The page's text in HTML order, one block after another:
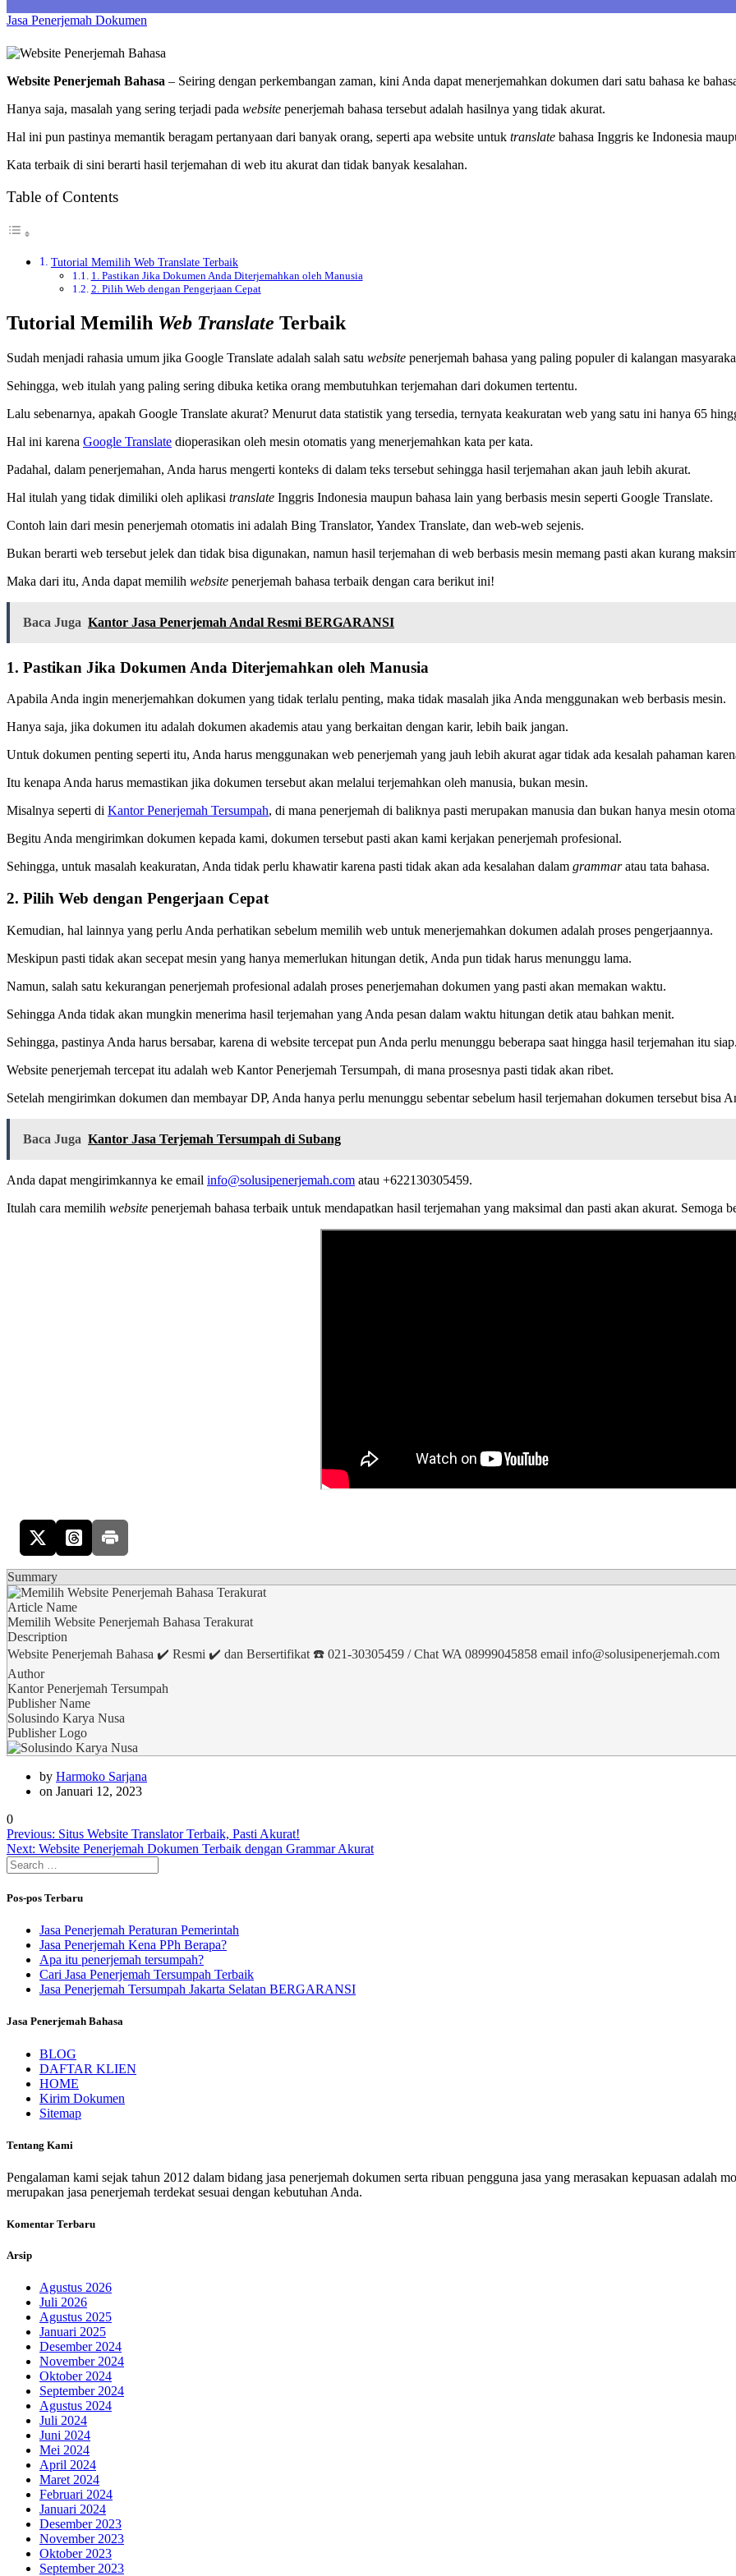
Jasa Penerjemah Dokumen
Website Penerjemah Bahasa – Seiring dengan perkembangan zaman, kini Anda dapat menerjemahkan dokumen dari satu bahasa ke
Hanya saja, masalah yang sering terjadi pada website penerjemah bahasa tersebut adalah hasilnya yang tidak akurat.
Hal ini pun pastinya memantik beragam pertanyaan dari banyak orang, seperti apa website untuk translate bahasa Inggris ke Indonesia
Kata terbaik di sini berarti hasil terjemahan di web itu akurat dan tidak banyak kesalahan.
Table of Contents
Tutorial Memilih Web Translate Terbaik
1. Pastikan Jika Dokumen Anda Diterjemahkan oleh Manusia
2. Pilih Web dengan Pengerjaan Cepat
Tutorial Memilih Web Translate Terbaik
Sudah menjadi rahasia umum jika Google Translate adalah salah satu website penerjemah bahasa yang paling populer di kalangan
Sehingga, web itulah yang paling sering dibuka ketika orang membutuhkan terjemahan dari dokumen tertentu.
Lalu sebenarnya, apakah Google Translate akurat? Menurut data statistik yang tersedia, ternyata keakuratan web yang satu ini hanya 65
Hal ini karena Google Translate dioperasikan oleh mesin otomatis yang menerjemahkan kata per kata.
Padahal, dalam penerjemahan, Anda harus mengerti konteks di dalam teks tersebut sehingga hasil terjemahan akan jauh lebih akurat.
Hal itulah yang tidak dimiliki oleh aplikasi translate Inggris Indonesia maupun bahasa lain yang berbasis mesin seperti Google Translate.
Contoh lain dari mesin penerjemah otomatis ini adalah Bing Translator, Yandex Translate, dan web-web sejenis.
Bukan berarti web tersebut jelek dan tidak bisa digunakan, namun hasil terjemahan di web berbasis mesin memang pasti akan kurang
Maka dari itu, Anda dapat memilih website penerjemah bahasa terbaik dengan cara berikut ini!
Baca Juga Kantor Jasa Penerjemah Andal Resmi BERGARANSI
1. Pastikan Jika Dokumen Anda Diterjemahkan oleh Manusia
Apabila Anda ingin menerjemahkan dokumen yang tidak terlalu penting, maka tidak masalah jika Anda menggunakan web berbasis mesin.
Hanya saja, jika dokumen itu adalah dokumen akademis atau yang berkaitan dengan karir, lebih baik jangan.
Untuk dokumen penting seperti itu, Anda harus menggunakan web penerjemah yang jauh lebih akurat agar tidak ada kesalah pahaman
Itu kenapa Anda harus memastikan jika dokumen tersebut akan melalui terjemahkan oleh manusia, bukan mesin.
Misalnya seperti di Kantor Penerjemah Tersumpah, di mana penerjemah di baliknya pasti merupakan manusia dan bukan hanya mesin
Begitu Anda mengirimkan dokumen kepada kami, dokumen tersebut pasti akan kami kerjakan penerjemah profesional.
Sehingga, untuk masalah keakuratan, Anda tidak perlu khawatir karena pasti tidak akan ada kesalahan dalam grammaratau tata bahasa.
2. Pilih Web dengan Pengerjaan Cepat
Kemudian, hal lainnya yang perlu Anda perhatikan sebelum memilih web untuk menerjemahkan dokumen adalah proses pengerjaannya.
Meskipun pasti tidak akan secepat mesin yang hanya memerlukan hitungan detik, Anda pun tidak harus menunggu lama.
Namun, salah satu kekurangan penerjemah profesional adalah proses penerjemahan dokumen yang pasti akan memakan waktu.
Sehingga Anda tidak akan mungkin menerima hasil terjemahan yang Anda pesan dalam waktu hitungan detik atau bahkan menit.
Sehingga, pastinya Anda harus bersabar, karena di website tercepat pun Anda perlu menunggu beberapa saat hingga hasil terjemahan itu siap.
Website penerjemah tercepat itu adalah web Kantor Penerjemah Tersumpah, di mana prosesnya pasti tidak akan ribet.
Setelah mengirimkan dokumen dan membayar DP, Anda hanya perlu menunggu sebentar sebelum hasil terjemahan dokumen tersebut bisa
Baca Juga Kantor Jasa Terjemah Tersumpah di Subang
Anda dapat mengirimkannya ke email info@solusipenerjemah.com atau +622130305459.
Itulah cara memilih website penerjemah bahasa terbaik untuk mendapatkan hasil terjemahan yang maksimal dan pasti akan akurat. Semoga
Summary
Article Name
Memilih Website Penerjemah Bahasa Terakurat
Description
Website Penerjemah Bahasa ✔️ Resmi ✔️ dan Bersertifikat ☎️ 021-30305459 / Chat WA 08999045858 email info@solusipenerjemah.com
Author
Kantor Penerjemah Tersumpah
Publisher Name
Solusindo Karya Nusa
Publisher Logo
by Harmoko Sarjana
on Januari 12, 2023
0
Navigasi
pos
Previous: Previous
post:
Situs Website Translator Terbaik, Pasti Akurat!
Next: Next
post:
Website Penerjemah Dokumen Terbaik dengan Grammar Akurat
Search
for:
Pos-pos Terbaru
Jasa Penerjemah Peraturan Pemerintah
Jasa Penerjemah Kena PPh Berapa?
Apa itu penerjemah tersumpah?
Cari Jasa Penerjemah Tersumpah Terbaik
Jasa Penerjemah Tersumpah Jakarta Selatan BERGARANSI
Jasa Penerjemah Bahasa
BLOG
DAFTAR KLIEN
HOME
Kirim Dokumen
Sitemap
Tentang Kami
Pengalaman kami sejak tahun 2012 dalam bidang jasa penerjemah dokumen serta ribuan pengguna jasa yang merasakan kepuasan adalah
merupakan jasa penerjemah terdekat sesuai dengan kebutuhan Anda.
Komentar Terbaru
Arsip
Agustus 2026
Juli 2026
Agustus 2025
Januari 2025
Desember 2024
November 2024
Oktober 2024
September 2024
Agustus 2024
Juli 2024
Juni 2024
Mei 2024
April 2024
Maret 2024
Februari 2024
Januari 2024
Desember 2023
November 2023
Oktober 2023
September 2023